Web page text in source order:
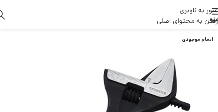
عبور به ناوبری
رفتن به محتوای اصلی
اتمام موجودی